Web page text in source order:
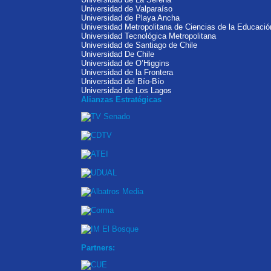
Universidad de Valparaíso
Universidad de Playa Ancha
Universidad Metropolitana de Ciencias de la
Universidad Tecnológica Metropolitana
Universidad de Santiago de Chile
Universidad De Chile
Universidad de O’Higgins
Universidad de la Frontera
Universidad del Bío-Bío
Universidad de Los Lagos
Alianzas Estratégicas
Partners: